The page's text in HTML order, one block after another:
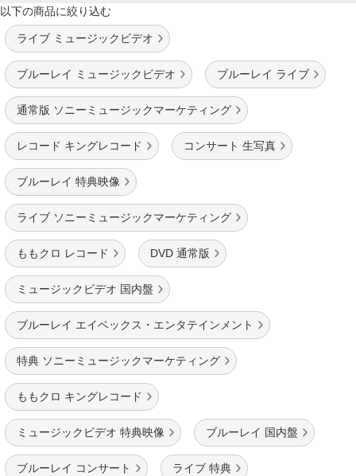
以下の商品に絞り込む
ライブ ミュージックビデオ
ブルーレイ ミュージックビデオ ブルーレイ ライブ
通常版 ソニーミュージックマーケティング
レコード キングレコード コンサート 生写真
ブルーレイ 特典映像
ライブ ソニーミュージックマーケティング
ももクロ レコード DVD 通常版
ミュージックビデオ 国内盤
ブルーレイ エイベックス・エンタテインメント
特典 ソニーミュージックマーケティング
ももクロ キングレコード
ミュージックビデオ 特典映像 ブルーレイ 国内盤
ブルーレイ コンサート ライブ 特典